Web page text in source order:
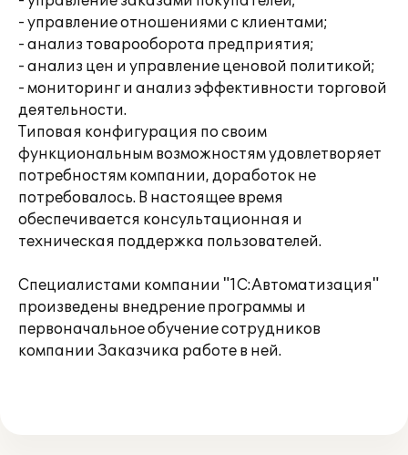
- управление отношениями с клиентами;
- анализ товарооборота предприятия;
- анализ цен и управление ценовой политикой;
- мониторинг и анализ эффективности торговой
деятельности.
Типовая конфигурация по своим
функциональным возможностям удовлетворяет
потребностям компании, доработок не
потребовалось. В настоящее время
обеспечивается консультационная и
техническая поддержка пользователей.
Специалистами компании "1С:Автоматизация"
произведены внедрение программы и
первоначальное обучение сотрудников
компании Заказчика работе в ней.